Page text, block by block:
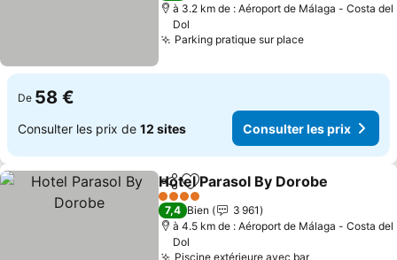
à 3.2 km de : Aéroport de Málaga - Costa del
Dol
Parking pratique sur place
De 58 €
Consulter les prix de 12 sites Consulter les prix
PartagerAjouter à mes favoris
Hotel Parasol By Dorobe
4 Étoiles
7,4 Bien
3 961
à 4.5 km de : Aéroport de Málaga - Costa del
Dol
Piscine extérieure avec bar